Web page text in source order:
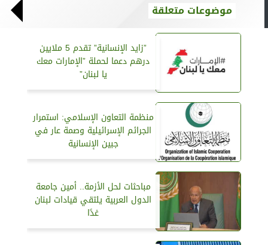
موضوعات متعلقة
”زايد الإنسانية” تقدم 5 ملايين
درهم دعما لحملة ”الإمارات معك
يا لبنان”
منظمة التعاون الإسلامي: استمرار
الجرائم الإسرائيلية وصمة عار في
جبين الإنسانية
مباحثات لحل الأزمة.. أمين جامعة
الدول العربية يلتقي قيادات لبنان
غدًا